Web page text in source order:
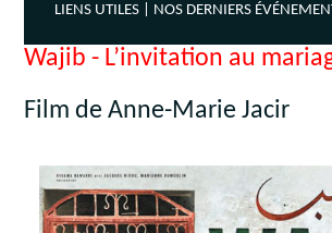
LIENS UTILES |
NOS DERNIERS
Wajib - L’invitation au
Film de Anne-Marie Jacir